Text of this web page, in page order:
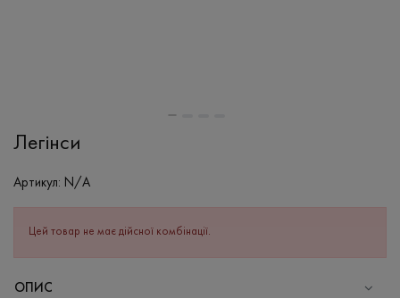
Легінси
Артикул: N/A
Цей товар не має дійсної комбінації.
ОПИС